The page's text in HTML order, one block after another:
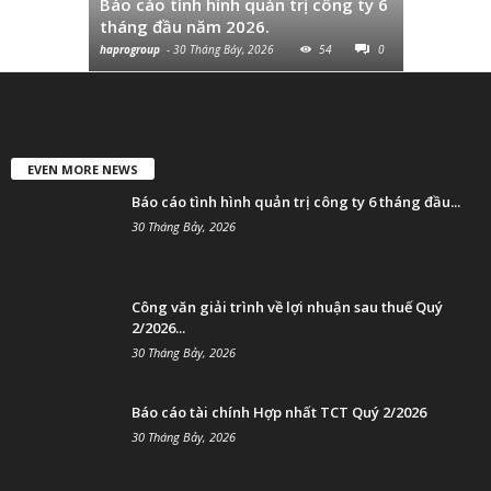
tháng đầu năm 2026.
haprogroup - 30 Tháng Bảy, 2026 54 0
EVEN MORE NEWS
Báo cáo tình hình quản trị công ty 6 tháng đầu...
30 Tháng Bảy, 2026
Công văn giải trình về lợi nhuận sau thuế Quý
2/2026...
30 Tháng Bảy, 2026
Báo cáo tài chính Hợp nhất TCT Quý 2/2026
30 Tháng Bảy, 2026